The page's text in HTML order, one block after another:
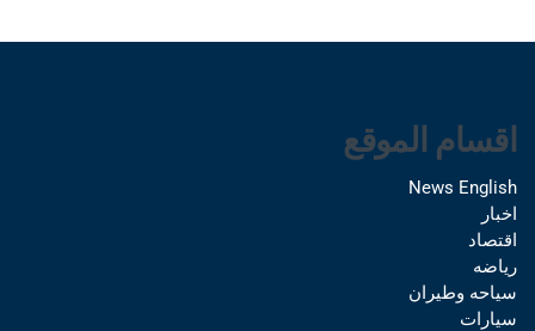
اقسام الموقع
News English
اخبار
اقتصاد
رياضه
سياحه وطيران
سيارات